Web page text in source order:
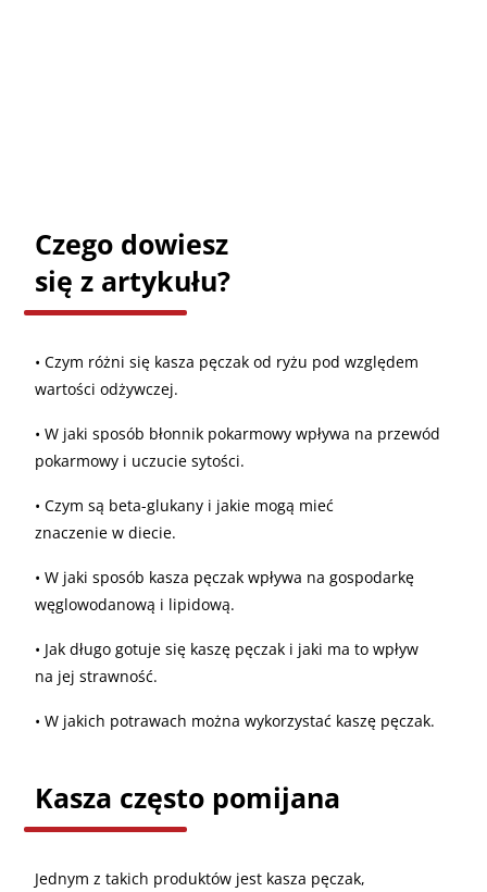
Czego dowiesz
się z artykułu?
• Czym różni się kasza pęczak od ryżu pod względem
wartości odżywczej.
• W jaki sposób błonnik pokarmowy wpływa na przewód
pokarmowy i uczucie sytości.
• Czym są beta-glukany i jakie mogą mieć
znaczenie w diecie.
• W jaki sposób kasza pęczak wpływa na gospodarkę
węglowodanową i lipidową.
• Jak długo gotuje się kaszę pęczak i jaki ma to wpływ
na jej strawność.
• W jakich potrawach można wykorzystać kaszę pęczak.
Kasza często pomijana
Jednym z takich produktów jest kasza pęczak,